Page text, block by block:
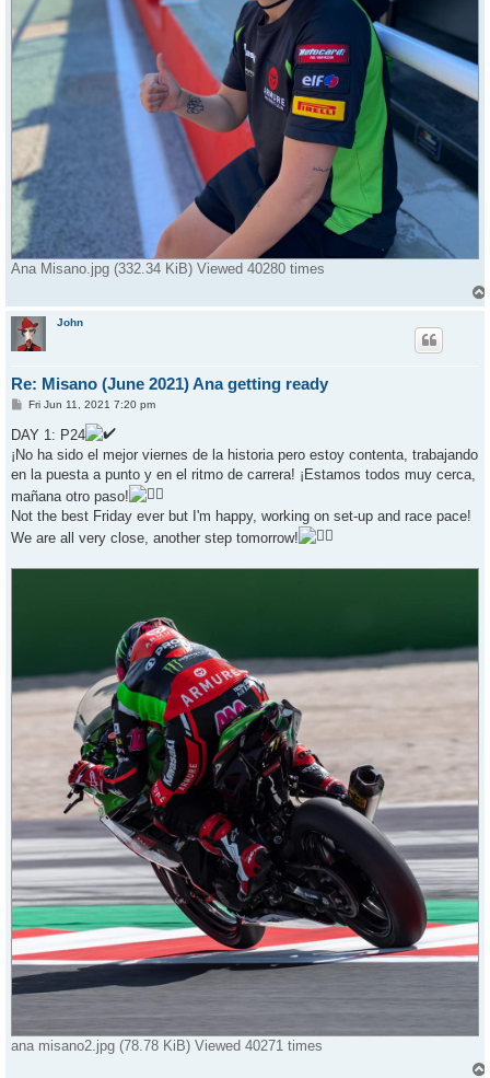
Ana Misano.jpg (332.34 KiB) Viewed 40280 times
John
Re: Misano (June 2021) Ana getting ready
P
s
Fri Jun 11, 2021 7:20 pm
DAY 1: P24
¡No ha sido el mejor viernes de la historia pero estoy contenta, trabajando
en la puesta a punto y en el ritmo de carrera! ¡Estamos todos muy cerca,
mañana otro paso!
Not the best Friday ever but I'm happy, working on set-up and race pace!
We are all very close, another step tomorrow!
ana misano2.jpg (78.78 KiB) Viewed 40271 times